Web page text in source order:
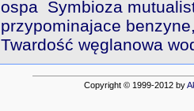
ospa Symbioza
przypominajace
Twardość węglanowa
Copyright © 1999-2012 by